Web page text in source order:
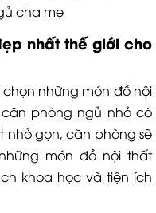
cha mẹ
nhất thế giới cho
những món đồ nội
phòng ngủ nhỏ có
nhỏ gọn, căn phòng sẽ
món đồ nội thất
khoa học và tiện ích